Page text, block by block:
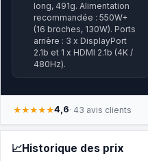
long, 491g. Alimentation
recommandée : 550W+
(16 broches, 130W). Ports
arrière : 3 x DisplayPort
2.1b et 1 x HDMI 2.1b (4K /
480Hz).
★★★★★4,6· 43 avis clients
📈Historique des prix